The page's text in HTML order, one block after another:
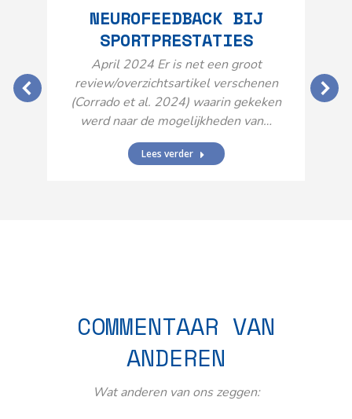
NEUROFEEDBACK BIJ
SPORTPRESTATIES
April 2024 Er is net een groot
review/overzichtsartikel verschenen
(Corrado et al. 2024) waarin gekeken
werd naar de mogelijkheden van…
Lees verder
COMMENTAAR VAN
ANDEREN
Wat anderen van ons zeggen: